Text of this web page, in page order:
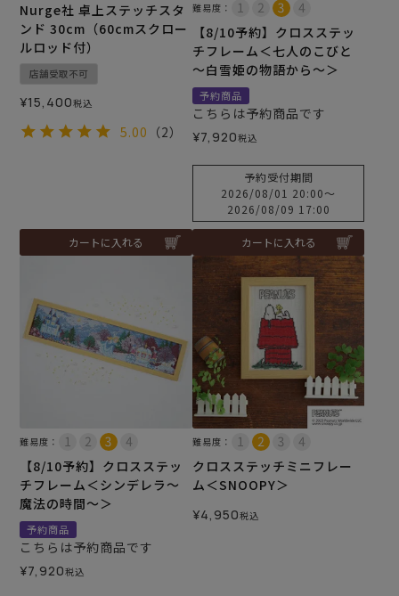
Nurge社 卓上ステッチスタ
ンド 30cm（60cmスクロー
ルロッド付）
店舗受取不可
¥15,400税込
5.00 （2）
カートに入れる
難易度：
【8/10予約】クロスステッ
チフレーム＜七人のこびと
～白雪姫の物語から～＞
予約商品
こちらは予約商品です
¥7,920税込
予約受付期間
2026/08/01 20:00〜
2026/08/09 17:00
カートに入れる
難易度：
【8/10予約】クロスステッ
チフレーム＜シンデレラ～
魔法の時間～＞
予約商品
こちらは予約商品です
¥7,920税込
難易度：
クロスステッチミニフレー
ム＜SNOOPY＞
¥4,950税込